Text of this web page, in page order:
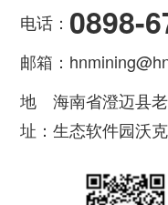
电话： 0898-
邮箱：
地
址：
海南省澄迈县
生态软件园沃